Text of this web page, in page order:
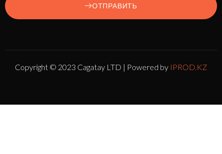
ОТПРАВИТЬ
Copyright © 2023 Cagatay LTD | Powered by IPROD.KZ